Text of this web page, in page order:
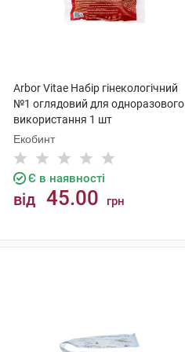
Arbor Vitae Набір гінекологічний
№1 оглядовий для одноразового
використання 1 шт
Екобинт
Є в наявності
від 45.00 грн